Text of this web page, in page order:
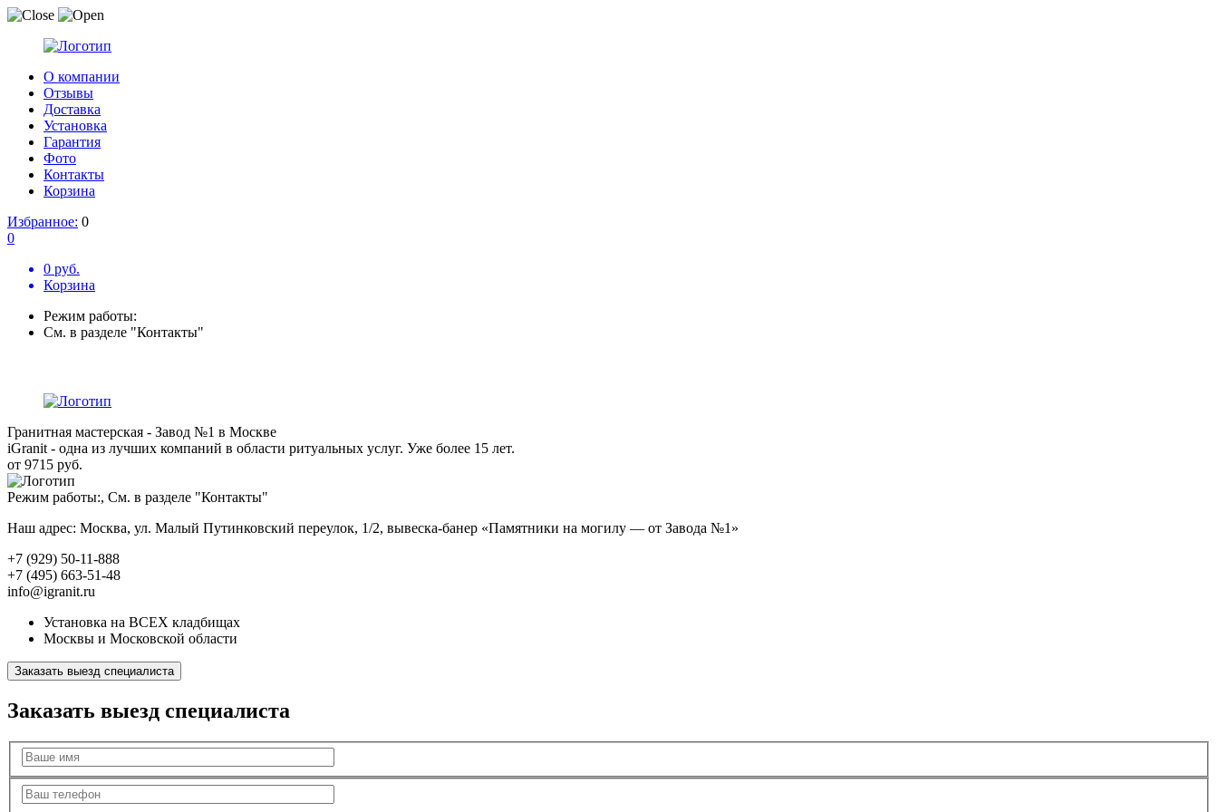
О компании
Отзывы
Доставка
Установка
Гарантия
Фото
Контакты
Корзина
Избранное: 0
0
0 руб.
Корзина
Режим работы:
См. в разделе "Контакты"
Гранитная мастерская - Завод №1 в Москве
iGranit - одна из лучших компаний в области ритуальных услуг. Уже более 15 лет.
от 9715 руб.
Режим работы:, См. в разделе "Контакты"
Наш адрес: Москва, ул. Малый Путинковский переулок, 1/2, вывеска-банер «Памятники на могилу — от Завода №1»
+7 (929) 50-11-888
+7 (495) 663-51-48
info@igranit.ru
Установка на ВСЕХ кладбищах
Москвы и Московской области
Заказать выезд специалиста
Заказать выезд специалиста